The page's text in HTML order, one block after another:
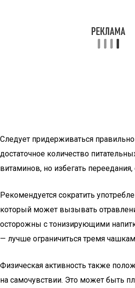
Следует придерживаться
достаточное количество
витаминов, но избегать
Рекомендуется сократить
который может вызывать
осторожны с тонизирующими
— лучше ограничиться тремя
Физическая активность также
на самочувствии. Это может быть